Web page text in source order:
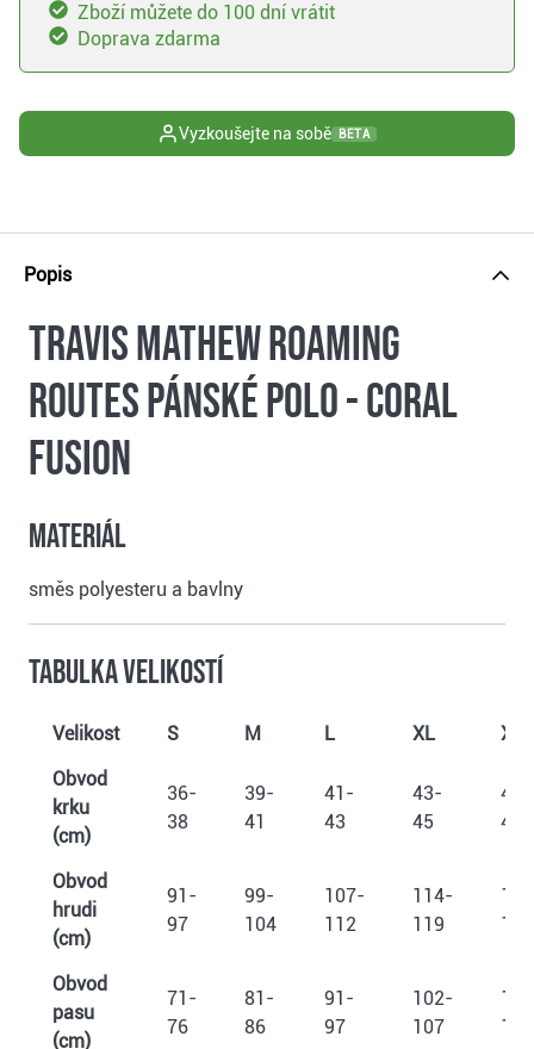
Zboží můžete do 100 dní vrátit
Doprava zdarma
Vyzkoušejte na sobě BETA
Popis
Travis Mathew Roaming
Routes pánské polo - coral
fusion
Materiál
směs polyesteru a bavlny
Tabulka velikostí
Velikost S M L XL
XXL
Obvod
krku
(cm)
36-
38
39-
41
41-
43
43-
45
45-
47
Obvod
hrudi
(cm)
91-
97
99-
104
107-
112
114-
119
127
Obvod
pasu
(cm)
71-
76
81-
86
91-
97
102-
107
117